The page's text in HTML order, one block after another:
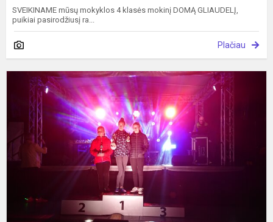
SVEIKINAME mūsų mokyklos 4 klasės mokinį DOMĄ GLIAUDELĮ,
puikiai pasirodžiusį ra...
Plačiau